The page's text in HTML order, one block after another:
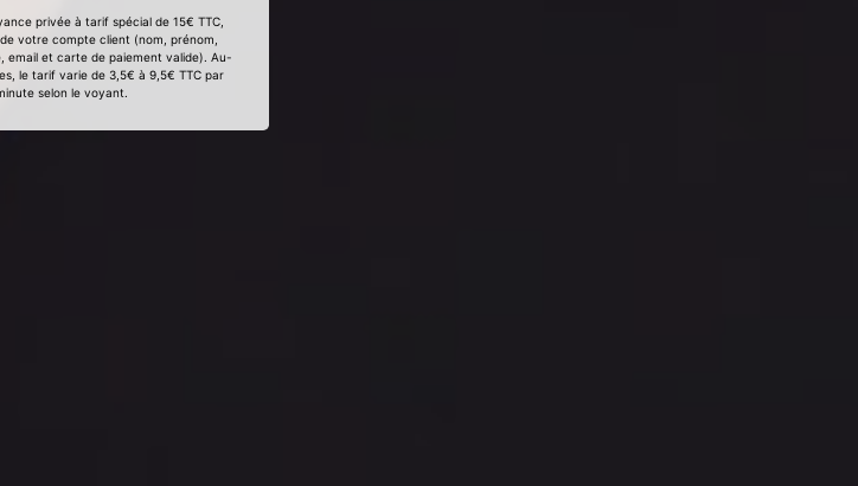
privée à tarif spécial de 15€ TTC,
votre compte client (nom, prénom,
email et carte de paiement valide). Au-
le tarif varie de 3,5€ à 9,5€ TTC par
selon le voyant.